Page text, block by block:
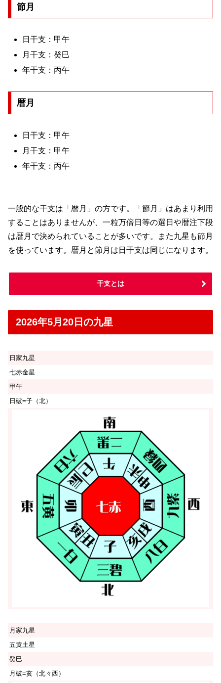
節月
日干支：甲午
月干支：癸巳
年干支：丙午
暦月
日干支：甲午
月干支：甲午
年干支：丙午
一般的な干支は「暦月」の方です。「節月」はあまり利用
することはありませんが、一粒万倍日等の選日や暦注下段
は暦月で決められていることが多いです。また九星も節月
を使っています。暦月と節月は日干支は同じになります。
干支とは
2026年5月20日の九星
日家九星
七赤金星
甲午
日破=子（北）
月家九星
五黄土星
癸巳
月破=亥（北々西）